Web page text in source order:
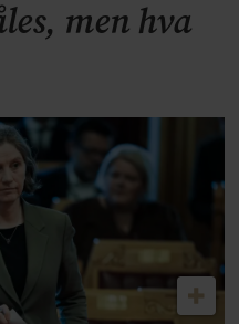
men hva